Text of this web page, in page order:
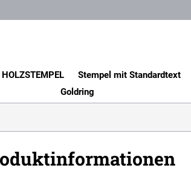
HOLZSTEMPEL Stempel mit Standardtext
Goldring